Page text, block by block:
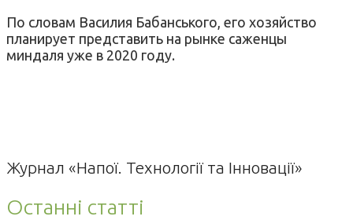
По словам Василия Бабанського, его хозяйство
планирует представить на рынке саженцы
миндаля уже в 2020 году.
Журнал «Напої. Технології та Інновації»
Останні статті